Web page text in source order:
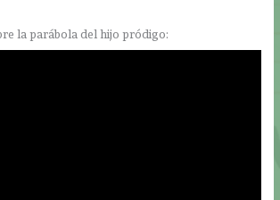
la parábola del hijo pródigo: